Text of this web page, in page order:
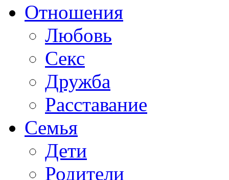
Отношения
Любовь
Секс
Дружба
Расставание
Семья
Дети
Родители